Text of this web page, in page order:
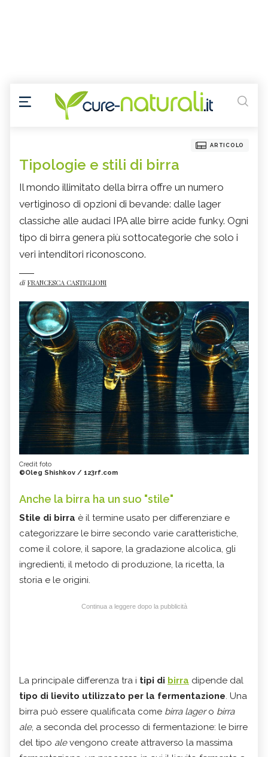
ARTICOLO
Tipologie e stili di birra
Il mondo illimitato della birra offre un numero
vertiginoso di opzioni di bevande: dalle lager
classiche alle audaci IPA alle birre acide funky. Ogni
tipo di birra genera più sottocategorie che solo i
veri intenditori riconoscono.
di FRANCESCA CASTIGLIONI
Credit foto
©Oleg Shishkov / 123rf.com
Anche la birra ha un suo "stile"
Stile di birra è il termine usato per differenziare e
categorizzare le birre secondo varie caratteristiche,
come il colore, il sapore, la gradazione alcolica, gli
ingredienti, il metodo di produzione, la ricetta, la
storia e le origini.
Continua a leggere dopo la pubblicità
La principale differenza tra i tipi di birra dipende dal
tipo di lievito utilizzato per la fermentazione. Una
birra può essere qualificata come birra lagero birra
ale, a seconda del processo di fermentazione: le birre
del tipo alevengono create attraverso la massima